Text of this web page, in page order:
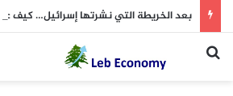
بعد الخريطة التي نشرتها إسرائيل… كيف
بحث عن